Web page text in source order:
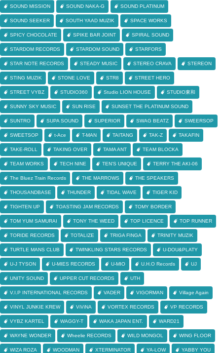
SOUND MISSION SOUND NAKA-G SOUND PLATINUM
SOUND SEEKER SOUTH YAAD MUZIK SPACE WORKS
SPICY CHOCOLATE SPIKE BAR JOINT SPIRAL SOUND
STARDOM RECORDS STARDOM SOUND STARFORS
STAR NOTE RECORDS STEADY MUSIC STEREO CRAVA STEREON
STING MUZIK STONE LOVE STR8 STREET HERO
STREET VYBZ STUDIO360 Studio LION HOUSE STUDIO東和
SUNNY SKY MUSIC SUN RISE SUNSET THE PLATINUM SOUND
SUNTRO SUPA SOUND SUPERIOR SWAG BEATZ SWEERSOP
SWEETSOP t-Ace T-MAN TAITANG TAK-Z TAKAFIN
TAKE-ROLL TAKING OVER TAMA ANT TEAM BLOCKA
TEAM WORKS TECH NINE TEN'S UNIQUE TERRY THE AKI-06
The Bluez Train Records THE MARROWS THE SPEAKERS
THOUSANDBASE THUNDER TIDAL WAVE TIGER KID
TIGHTEN UP TOASTING JAM RECORDS TOMY BORDER
TOM YUM SAMURAI TONY THE WEED TOP LICENCE TOP RUNNER
TORIDE RECORDS TOTALIZE TRIGA FINGA TRINITY MUZIK
TURTLE MANS CLUB TWINKLING STARS RECORDS U-DOU&PLATY
U-J TYSON U-MIES RECORDS U-MIO U.H.O Records UJ
UNITY SOUND UPPER CUT RECORDS UTH
V.I.P INTERNATIONAL RECORDS VADER VIGORMAN Village Again
VINYL JUNKIE KREW ViViNA VORTEX RECORDS VP RECORDS
VYBZ KARTEL WAGGY-T WAKA JAPAN ENT. WARD21
WAYNE WONDER Wheelie RECORDS WILD MONGOL WING FLOOR
WIZA ROZA WOODMAN XTERMINATOR YA-LOW YABBY YOU